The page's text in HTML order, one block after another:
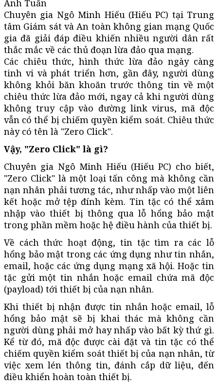
Anh Tuấn
Chuyên gia Ngô Minh Hiếu (Hiếu PC) tại Trung
tâm Giám sát và An toàn không gian mạng Quốc
gia đã giải đáp điều khiến nhiều người dân rất
thắc mắc về các thủ đoạn lừa đảo qua mạng.
Các chiêu thức, hình thức lừa đảo ngày càng
tinh vi và phát triển hơn, gần đây, người dùng
không khỏi băn khoăn trước thông tin về một
chiêu thức lừa đảo mới, ngay cả khi người dùng
không truy cập vào đường link virus, mã độc
vẫn có thể bị chiếm quyền kiểm soát. Chiêu thức
này có tên là "Zero Click".
Vậy, "Zero Click" là gì?
Chuyên gia Ngô Minh Hiếu (Hiếu PC) cho biết,
"Zero Click" là một loại tấn công mà không cần
nạn nhân phải tương tác, như nhấp vào một liên
kết hoặc mở tệp đính kèm. Tin tặc có thể xâm
nhập vào thiết bị thông qua lỗ hổng bảo mật
trong phần mềm hoặc hệ điều hành của thiết bị.
Về cách thức hoạt động, tin tặc tìm ra các lỗ
hổng bảo mật trong các ứng dụng như tin nhắn,
email, hoặc các ứng dụng mạng xã hội. Hoặc tin
tặc gửi một tin nhắn hoặc email chứa mã độc
(payload) tới thiết bị của nạn nhân.
Khi thiết bị nhận được tin nhắn hoặc email, lỗ
hổng bảo mật sẽ bị khai thác mà không cần
người dùng phải mở hay nhấp vào bất kỳ thứ gì.
Kể từ đó, mã độc được cài đặt và tin tặc có thể
chiếm quyền kiểm soát thiết bị của nạn nhân, từ
việc xem lén thông tin, đánh cắp dữ liệu, đến
điều khiển hoàn toàn thiết bị.